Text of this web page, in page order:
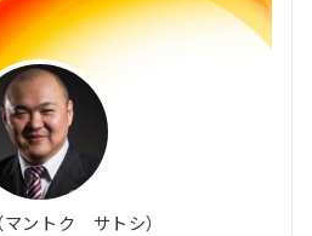
ントク サトシ）